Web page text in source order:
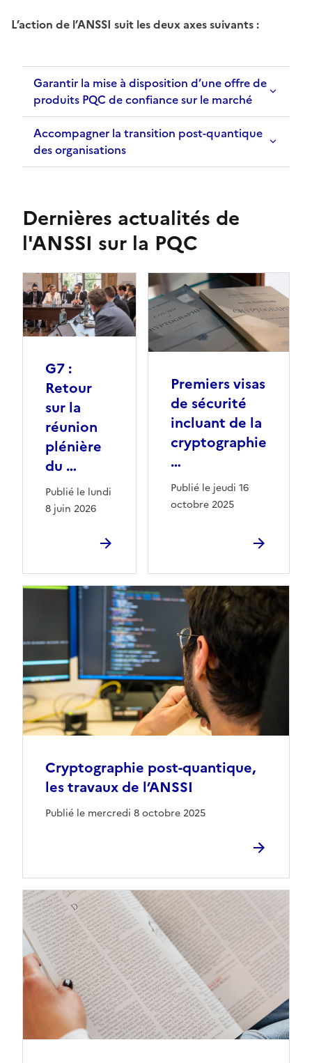
L’action de l’ANSSI suit les deux axes suivants :
Garantir la mise à disposition d’une offre de
produits PQC de confiance sur le marché
Accompagner la transition post-quantique
des organisations
Dernières actualités de
l'ANSSI sur la PQC
G7 :
Retour
sur la
réunion
plénière
du …
Publié le lundi
8 juin 2026
Premiers visas
de sécurité
incluant de la
cryptographie
…
Publié le jeudi 16
octobre 2025
Cryptographie post-quantique,
les travaux de l’ANSSI
Publié le mercredi 8 octobre 2025